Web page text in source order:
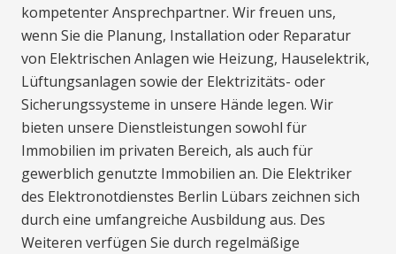
kompetenter Ansprechpartner. Wir freuen uns,
wenn Sie die Planung, Installation oder Reparatur
von Elektrischen Anlagen wie Heizung, Hauselektrik,
Lüftungsanlagen sowie der Elektrizitäts- oder
Sicherungssysteme in unsere Hände legen. Wir
bieten unsere Dienstleistungen sowohl für
Immobilien im privaten Bereich, als auch für
gewerblich genutzte Immobilien an. Die Elektriker
des Elektronotdienstes Berlin Lübars zeichnen sich
durch eine umfangreiche Ausbildung aus. Des
Weiteren verfügen Sie durch regelmäßige